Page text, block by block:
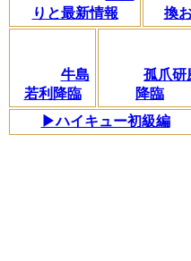
りと最新情報
換
牛島
若利降臨
孤爪研
降臨
▶ハイキュー初級編